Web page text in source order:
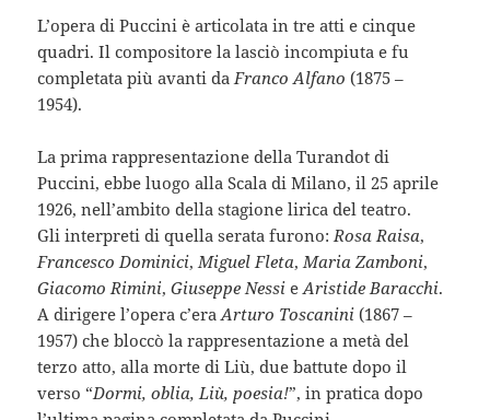
L’opera di Puccini è articolata in tre atti e cinque
quadri. Il compositore la lasciò incompiuta e fu
completata più avanti da Franco Alfano (1875 –
1954).
La prima rappresentazione della Turandot di
Puccini, ebbe luogo alla Scala di Milano, il 25 aprile
1926, nell’ambito della stagione lirica del teatro.
Gli interpreti di quella serata furono: Rosa Raisa,
Francesco Dominici, Miguel Fleta, Maria Zamboni,
Giacomo Rimini,Giuseppe Nessi eAristide Baracchi.
A dirigere l’opera c’eraArturo Toscanini (1867 –
1957) che bloccò la rappresentazione a metà del
terzo atto, alla morte di Liù, due battute dopo il
verso “Dormi, oblia, Liù, poesia!”, in pratica dopo